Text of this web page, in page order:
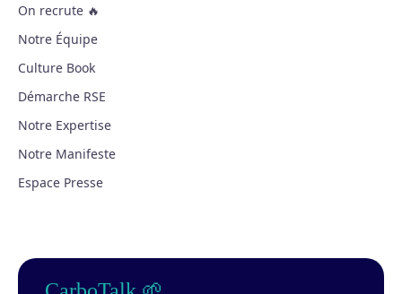
On recrute 🔥
Notre Équipe
Culture Book
Démarche RSE
Notre Expertise
Notre Manifeste
Espace Presse